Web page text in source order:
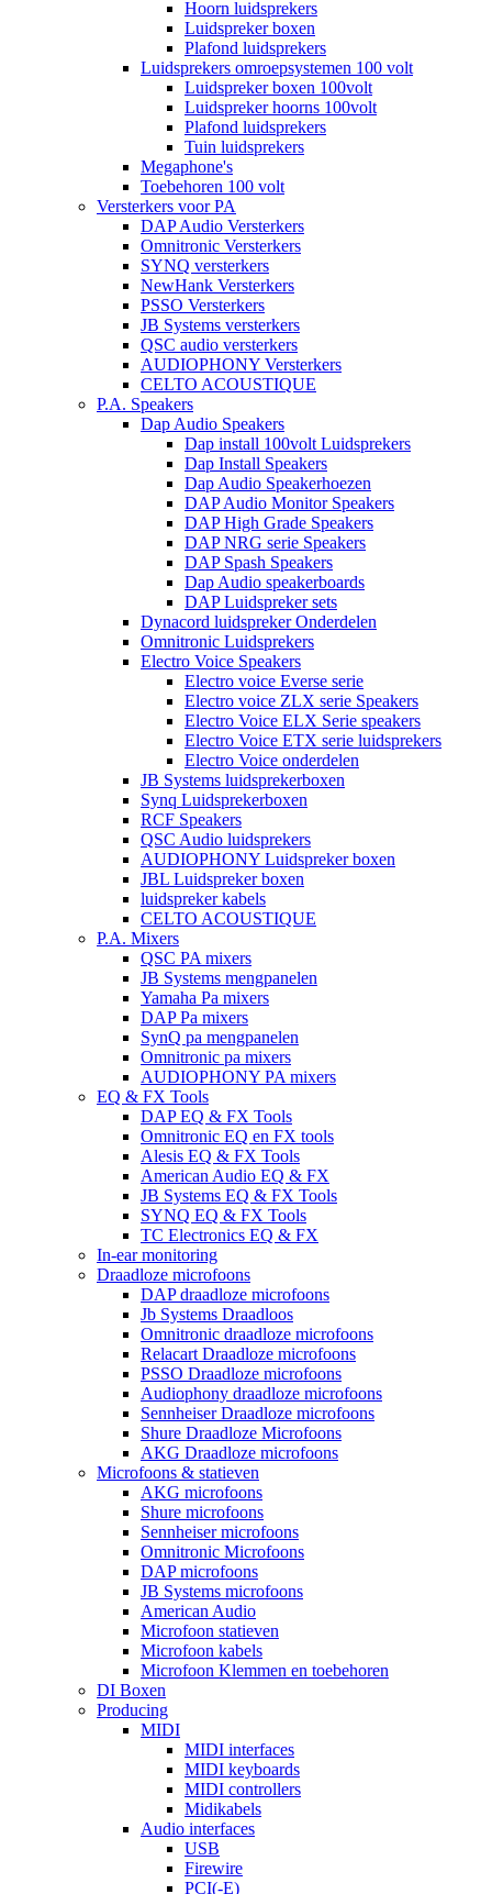
Hoorn luidsprekers
Luidspreker boxen
Plafond luidsprekers
Luidsprekers omroepsystemen 100 volt
Luidspreker boxen 100volt
Luidspreker hoorns 100volt
Plafond luidsprekers
Tuin luidsprekers
Megaphone's
Toebehoren 100 volt
Versterkers voor PA
DAP Audio Versterkers
Omnitronic Versterkers
SYNQ versterkers
NewHank Versterkers
PSSO Versterkers
JB Systems versterkers
QSC audio versterkers
AUDIOPHONY Versterkers
CELTO ACOUSTIQUE
P.A. Speakers
Dap Audio Speakers
Dap install 100volt Luidsprekers
Dap Install Speakers
Dap Audio Speakerhoezen
DAP Audio Monitor Speakers
DAP High Grade Speakers
DAP NRG serie Speakers
DAP Spash Speakers
Dap Audio speakerboards
DAP Luidspreker sets
Dynacord luidspreker Onderdelen
Omnitronic Luidsprekers
Electro Voice Speakers
Electro voice Everse serie
Electro voice ZLX serie Speakers
Electro Voice ELX Serie speakers
Electro Voice ETX serie luidsprekers
Electro Voice onderdelen
JB Systems luidsprekerboxen
Synq Luidsprekerboxen
RCF Speakers
QSC Audio luidsprekers
AUDIOPHONY Luidspreker boxen
JBL Luidspreker boxen
luidspreker kabels
CELTO ACOUSTIQUE
P.A. Mixers
QSC PA mixers
JB Systems mengpanelen
Yamaha Pa mixers
DAP Pa mixers
SynQ pa mengpanelen
Omnitronic pa mixers
AUDIOPHONY PA mixers
EQ & FX Tools
DAP EQ & FX Tools
Omnitronic EQ en FX tools
Alesis EQ & FX Tools
American Audio EQ & FX
JB Systems EQ & FX Tools
SYNQ EQ & FX Tools
TC Electronics EQ & FX
In-ear monitoring
Draadloze microfoons
DAP draadloze microfoons
Jb Systems Draadloos
Omnitronic draadloze microfoons
Relacart Draadloze microfoons
PSSO Draadloze microfoons
Audiophony draadloze microfoons
Sennheiser Draadloze microfoons
Shure Draadloze Microfoons
AKG Draadloze microfoons
Microfoons & statieven
AKG microfoons
Shure microfoons
Sennheiser microfoons
Omnitronic Microfoons
DAP microfoons
JB Systems microfoons
American Audio
Microfoon statieven
Microfoon kabels
Microfoon Klemmen en toebehoren
DI Boxen
Producing
MIDI
MIDI interfaces
MIDI keyboards
MIDI controllers
Midikabels
Audio interfaces
USB
Firewire
PCI(-E)